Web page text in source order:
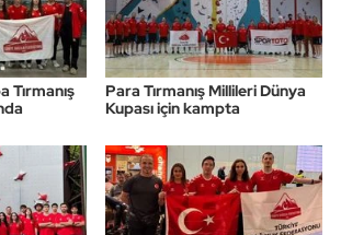
Tırmanış
Para Tırmanış Millileri Dünya
Kupası için kampta